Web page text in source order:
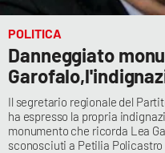
POLITICA
Danneggiato
Il segretario regionale del
ha espresso la propria
monumento che ricorda Lea
sconosciuti a Petilia Policastro